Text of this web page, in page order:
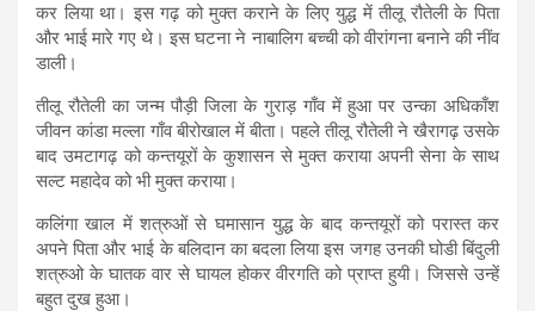
कर लिया था। इस गढ़ को मुक्त कराने के लिए युद्ध में तीलू रौतेली के पिता
और भाई मारे गए थे। इस घटना ने नाबालिग बच्ची को वीरांगना बनाने की नींव
डाली।
तीलू रौतेली का जन्म पौड़ी जिला के गुराड़ गाँव में हुआ पर उन्का अधिकाँश
जीवन कांडा मल्ला गाँव बीरोखाल में बीता। पहले तीलू रौतेली ने खैरागढ़ उसके
बाद उमटागढ़ को कन्तयूरों के कुशासन से मुक्त कराया अपनी सेना के साथ
सल्ट महादेव को भी मुक्त कराया।
कलिंगा खाल में शत्रुओं से घमासान युद्ध के बाद कन्तयूरों को परास्त कर
अपने पिता और भाई के बलिदान का बदला लिया इस जगह उनकी घोडी बिंदुली
शत्रुओ के घातक वार से घायल होकर वीरगति को प्राप्त हुयी। जिससे उन्हें
बहुत दुख हुआ।